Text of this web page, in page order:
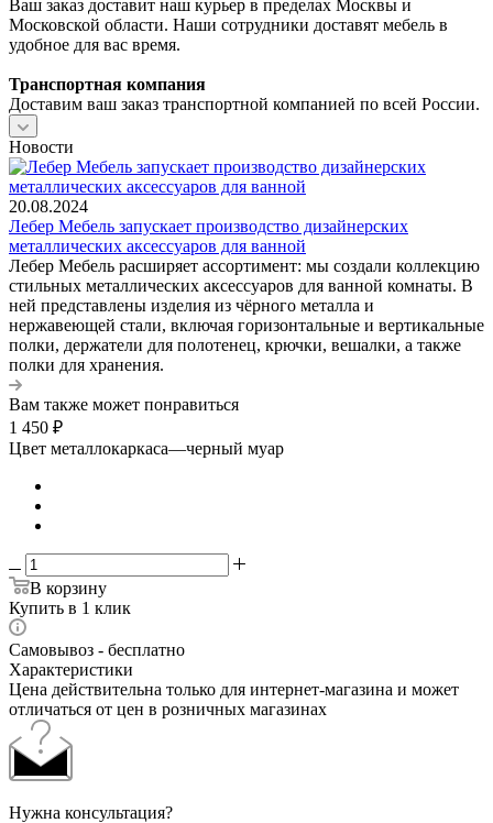
Ваш заказ доставит наш курьер в пределах Москвы и
Московской области. Наши сотрудники доставят мебель в
удобное для вас время.
Транспортная компания
Доставим ваш заказ транспортной компанией по всей России.
Новости
20.08.2024
Лебер Мебель запускает производство дизайнерских
металлических аксессуаров для ванной
Лебер Мебель расширяет ассортимент: мы создали коллекцию
стильных металлических аксессуаров для ванной комнаты. В
ней представлены изделия из чёрного металла и
нержавеющей стали, включая горизонтальные и вертикальные
полки, держатели для полотенец, крючки, вешалки, а также
полки для хранения.
Вам также может понравиться
1 450 ₽
Цвет металлокаркаса—черный муар
В корзину
Купить в 1 клик
Самовывоз - бесплатно
Характеристики
Цена действительна только для интернет-магазина и может
отличаться от цен в розничных магазинах
Нужна консультация?